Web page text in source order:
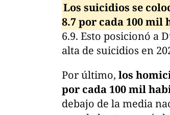
Los suicidios se
8.7 por cada 100 mil
6.9. Esto posicionó a
alta de suicidios en
Por último, los
por cada 100 mil
debajo de la media